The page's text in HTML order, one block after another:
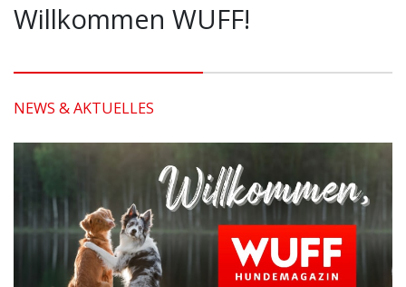
Willkommen WUFF!
NEWS & AKTUELLES